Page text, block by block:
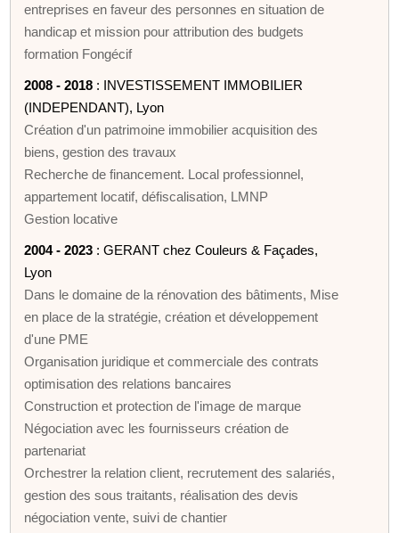
entreprises en faveur des personnes en situation de
handicap et mission pour attribution des budgets
formation Fongécif
2008 - 2018 : INVESTISSEMENT IMMOBILIER
(INDEPENDANT), Lyon
Création d'un patrimoine immobilier acquisition des
biens, gestion des travaux
Recherche de financement. Local professionnel,
appartement locatif, défiscalisation, LMNP
Gestion locative
2004 - 2023 : GERANT chez Couleurs & Façades,
Lyon
Dans le domaine de la rénovation des bâtiments, Mise
en place de la stratégie, création et développement
d'une PME
Organisation juridique et commerciale des contrats
optimisation des relations bancaires
Construction et protection de l'image de marque
Négociation avec les fournisseurs création de
partenariat
Orchestrer la relation client, recrutement des salariés,
gestion des sous traitants, réalisation des devis
négociation vente, suivi de chantier